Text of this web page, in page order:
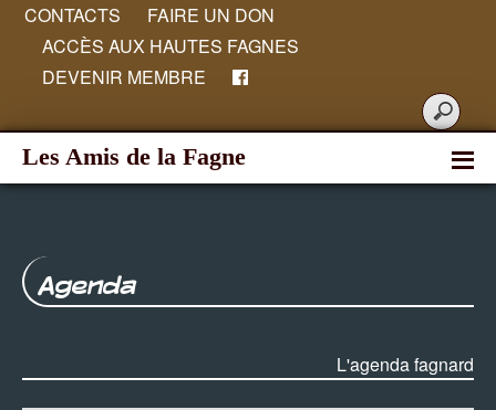
CONTACTS
FAIRE UN DON
ACCÈS AUX HAUTES FAGNES
DEVENIR MEMBRE
Les Amis de la Fagne
Agenda
L'agenda fagnard